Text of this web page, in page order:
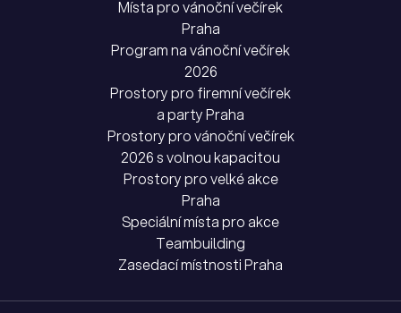
Místa pro vánoční večírek
Praha
Program na vánoční večírek
2026
Prostory pro firemní večírek
a party Praha
Prostory pro vánoční večírek
2026 s volnou kapacitou
Prostory pro velké akce
Praha
Speciální místa pro akce
Teambuilding
Zasedací místnosti Praha